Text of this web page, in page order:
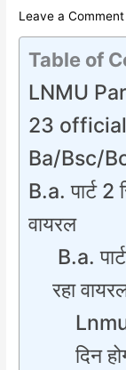
Leave a Comment
Table of
LNMU
23
Ba/Bsc/
B.a. पार्ट 2
वायरल
B.a.
रहा
दिन